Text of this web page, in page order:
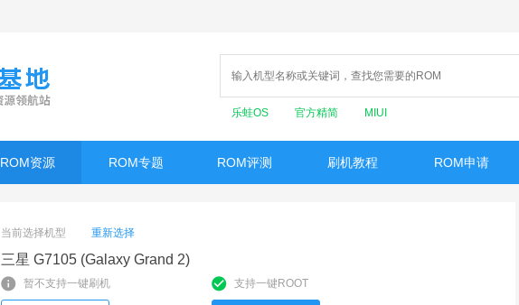
乐蛙OS 官方精简 MIUI
ROM资源 ROM专题 ROM评测 刷机教程 ROM申请
当前选择机型 重新选择
三星 G7105 (Galaxy Grand 2)
暂不支持一键刷机 支持一键ROOT